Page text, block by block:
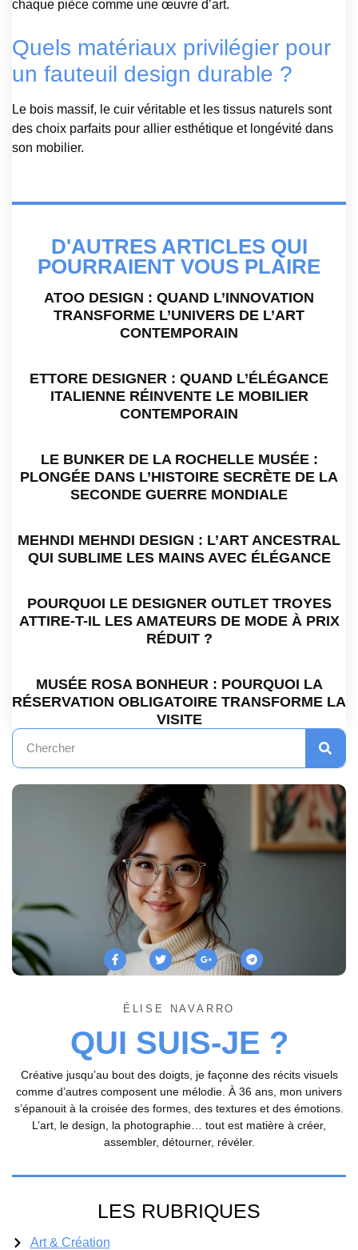
chaque pièce comme une œuvre d’art.
Quels matériaux privilégier pour
un fauteuil design durable ?
Le bois massif, le cuir véritable et les tissus naturels sont
des choix parfaits pour allier esthétique et longévité dans
son mobilier.
D'AUTRES ARTICLES QUI
POURRAIENT VOUS PLAIRE
ATOO DESIGN : QUAND L’INNOVATION
TRANSFORME L’UNIVERS DE L’ART
CONTEMPORAIN
ETTORE DESIGNER : QUAND L’ÉLÉGANCE
ITALIENNE RÉINVENTE LE MOBILIER
CONTEMPORAIN
LE BUNKER DE LA ROCHELLE MUSÉE :
PLONGÉE DANS L’HISTOIRE SECRÈTE DE LA
SECONDE GUERRE MONDIALE
MEHNDI MEHNDI DESIGN : L’ART ANCESTRAL
QUI SUBLIME LES MAINS AVEC ÉLÉGANCE
POURQUOI LE DESIGNER OUTLET TROYES
ATTIRE-T-IL LES AMATEURS DE MODE À PRIX
RÉDUIT ?
MUSÉE ROSA BONHEUR : POURQUOI LA
RÉSERVATION OBLIGATOIRE TRANSFORME LA
VISITE
ÉLISE NAVARRO
QUI SUIS-JE ?
Créative jusqu’au bout des doigts, je façonne des récits visuels
comme d’autres composent une mélodie. À 36 ans, mon univers
s’épanouit à la croisée des formes, des textures et des émotions.
L’art, le design, la photographie… tout est matière à créer,
assembler, détourner, révéler.
LES RUBRIQUES
Art & Création